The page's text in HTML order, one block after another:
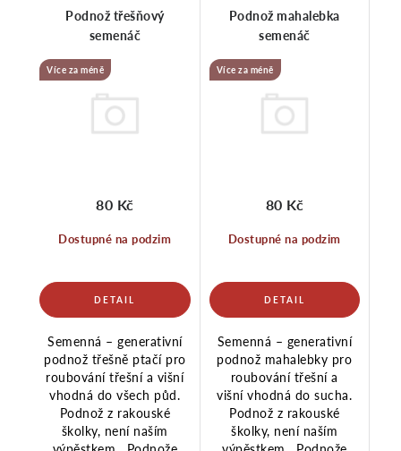
Podnož třešňový
semenáč
Více za méně
Dostupné na podzim
80 Kč
Semenná – generativní
podnož třešně ptačí pro
roubování třešní a višní
vhodná do všech půd.
Podnož z rakouské
školky, není naším
Podnož mahalebka
semenáč
Více za méně
Dostupné na podzim
80 Kč
Semenná – generativní
podnož mahalebky pro
roubování třešní a
višní vhodná do sucha.
Podnož z rakouské
školky, není naším